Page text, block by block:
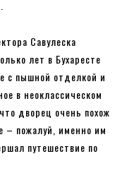
Савулеска
лет в Бухаресте
с пышной отделкой и
в неоклассическом
дворец очень похож
– пожалуй, именно им
путешествие по